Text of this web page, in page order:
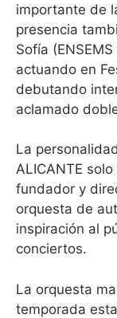
importante de
presencia
Sofía
actuando en
debutando
aclamado
La
ALICANTE
fundador y
orquesta de
inspiración al
conciertos.
La orquesta
temporada